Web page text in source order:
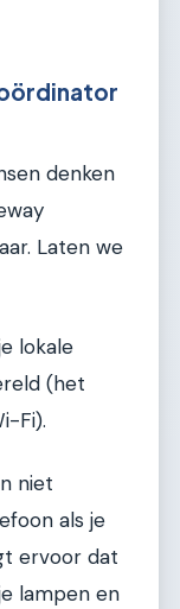
denken
Laten we
lokale
(het
Fi).
niet
als je
ervoor dat
lampen en